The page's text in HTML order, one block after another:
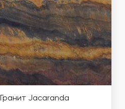
Гранит Jacaranda